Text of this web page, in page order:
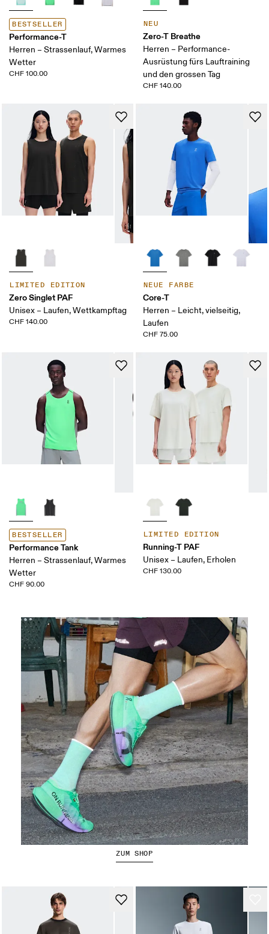
BESTSELLER
Performance-T
Herren – Strassenlauf, Warmes
Wetter
CHF 100.00
NEU
Zero-T Breathe
Herren – Performance-
Ausrüstung fürs Lauftraining
und den grossen Tag
CHF 140.00
LIMITED EDITION
Zero Singlet PAF
Unisex – Laufen, Wettkampftag
CHF 140.00
NEUE FARBE
Core-T
Herren – Leicht, vielseitig,
Laufen
CHF 75.00
BESTSELLER
Performance Tank
Herren – Strassenlauf, Warmes
Wetter
CHF 90.00
LIMITED EDITION
Running-T PAF
Unisex – Laufen, Erholen
CHF 130.00
Der Cloudboom Strike 2
ZUM SHOP